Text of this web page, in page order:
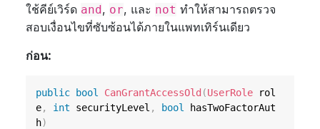
ใช้คีย์เวิร์ด and, or, และ not ทำให้สามารถตรวจ
สอบเงื่อนไขที่ซับซ้อนได้ภายในแพทเทิร์นเดียว
ก่อน:
public bool CanGrantAccessOld (UserRole rol
e, int securityLevel , bool
hasTwoFactorAut
h)